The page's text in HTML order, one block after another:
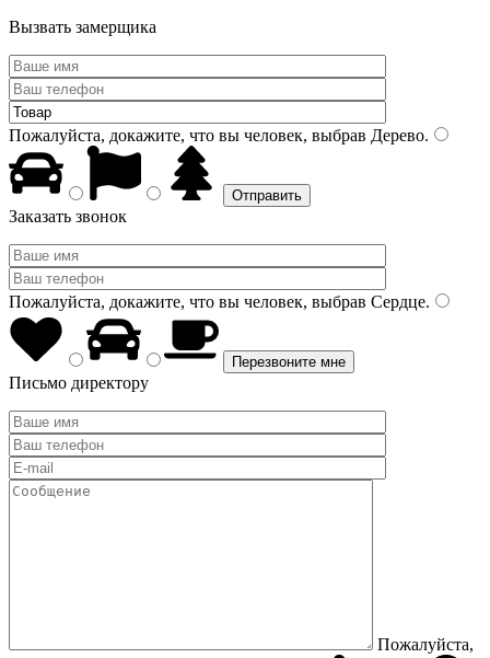
Вызвать замерщика
Пожалуйста, докажите, что вы человек, выбрав Дерево.
Заказать звонок
Пожалуйста, докажите, что вы человек, выбрав Сердце.
Письмо директору
Пожалуйста,